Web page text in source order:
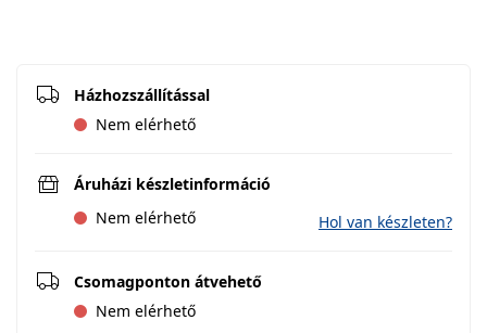
Házhozszállítással
Nem elérhető
Áruházi készletinformáció
Nem elérhető
Hol van készleten?
Csomagponton átvehető
Nem elérhető